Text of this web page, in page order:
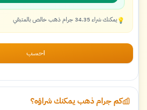
💡يمكنك شراء 34.35 جرام ذهب خالص بالمتبقي
احسب
كم جرام ذهب يمكنك شراؤه؟